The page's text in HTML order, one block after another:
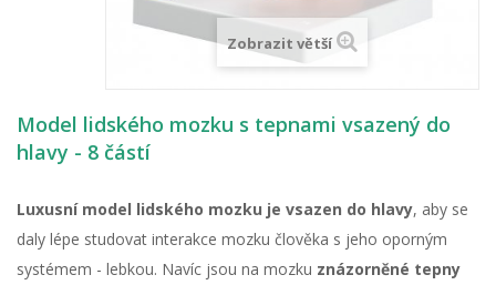
Zobrazit větší
Model lidského mozku s tepnami vsazený do
hlavy - 8 částí
Luxusní model lidského mozku je vsazen do hlavy, aby se
daly lépe studovat interakce mozku člověka s jeho oporným
systémem - lebkou. Navíc jsou na mozku znázorněné tepny